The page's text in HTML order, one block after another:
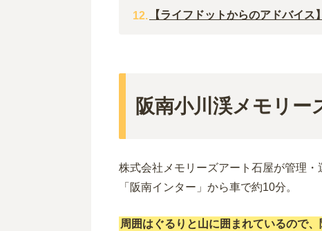
【ライフドットからのアドバイス
阪南小川渓メモリー
株式会社メモリーズアート石屋が管理
「阪南インター」から車で約10分。
周囲はぐるりと山に囲まれているので